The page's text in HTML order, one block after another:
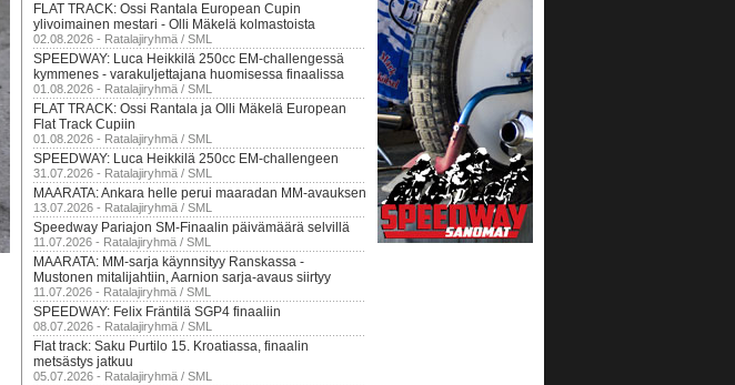
FLAT TRACK: Ossi Rantala European Cupin
ylivoimainen mestari - Olli Mäkelä kolmastoista
02.08.2026 - Ratalajiryhmä / SML
SPEEDWAY: Luca Heikkilä 250cc EM-challengessä
kymmenes - varakuljettajana huomisessa finaalissa
01.08.2026 - Ratalajiryhmä / SML
FLAT TRACK: Ossi Rantala ja Olli Mäkelä European
Flat Track Cupiin
01.08.2026 - Ratalajiryhmä / SML
SPEEDWAY: Luca Heikkilä 250cc EM-challengeen
31.07.2026 - Ratalajiryhmä / SML
MAARATA: Ankara helle perui maaradan MM-avauksen
13.07.2026 - Ratalajiryhmä / SML
Speedway Pariajon SM-Finaalin päivämäärä selvillä
11.07.2026 - Ratalajiryhmä / SML
MAARATA: MM-sarja käynnsityy Ranskassa -
Mustonen mitalijahtiin, Aarnion sarja-avaus siirtyy
11.07.2026 - Ratalajiryhmä / SML
SPEEDWAY: Felix Fräntilä SGP4 finaaliin
08.07.2026 - Ratalajiryhmä / SML
Flat track: Saku Purtilo 15. Kroatiassa, finaalin
metsästys jatkuu
05.07.2026 - Ratalajiryhmä / SML